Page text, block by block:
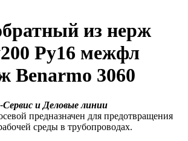
из нерж
Ру16 межфл
Benarmo 3060
и Деловые линии
предназначен для предотвращения
среды в трубопроводах.